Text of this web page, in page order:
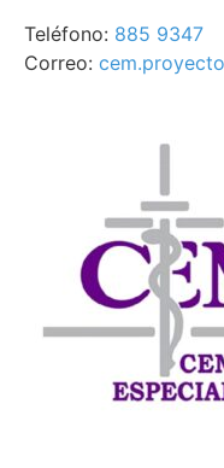
Teléfono: 885 9347
Correo: